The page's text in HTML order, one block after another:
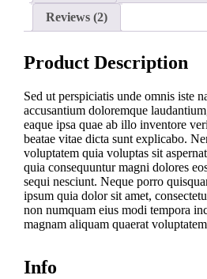
Reviews (2)
Product Description
Sed ut perspiciatis unde omnis iste
accusantium doloremque
eaque ipsa quae ab illo inventore
beatae vitae dicta sunt explicabo.
voluptatem quia voluptas sit
quia consequuntur magni dolores
sequi nesciunt. Neque porro
ipsum quia dolor sit amet,
non numquam eius modi tempora
magnam aliquam quaerat
Info